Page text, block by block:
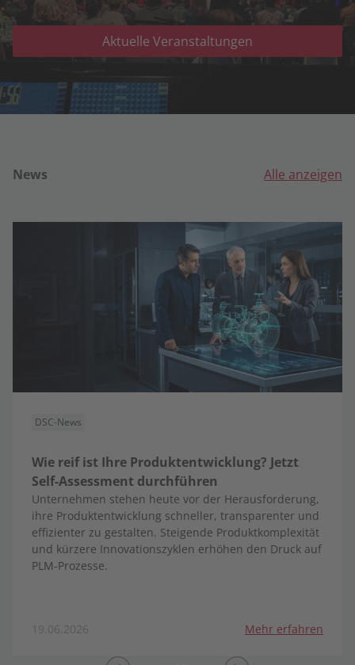
Aktuelle Veranstaltungen
News Alle anzeigen
DSC-News
Wie reif ist Ihre Produktentwicklung? Jetzt
Self-Assessment durchführen
Unternehmen stehen heute vor der Herausforderung,
ihre Produktentwicklung schneller, transparenter und
effizienter zu gestalten. Steigende Produktkomplexität
und kürzere Innovationszyklen erhöhen den Druck auf
PLM-Prozesse.
19.06.2026 Mehr erfahren